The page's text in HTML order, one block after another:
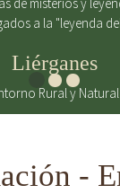
a la "leyenda
Liérganes
Rural y Natural
-